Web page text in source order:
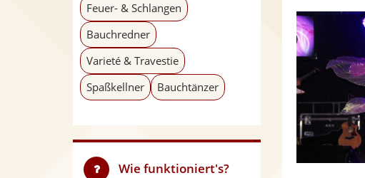
Feuer- & Schlangen
Bauchredner
Varieté & Travestie
Spaßkellner
Bauchtänzer
Wie funktioniert's?